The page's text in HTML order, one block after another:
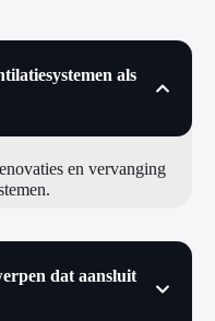
als
en vervanging
dat aansluit